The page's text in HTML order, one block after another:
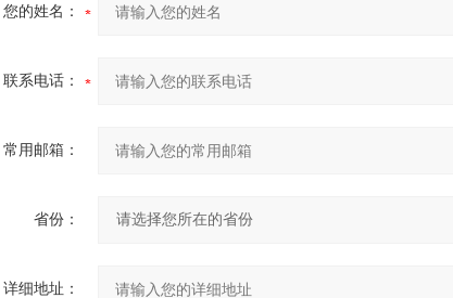
您的姓名：
联系电话：
常用邮箱：
省份：
详细地址：